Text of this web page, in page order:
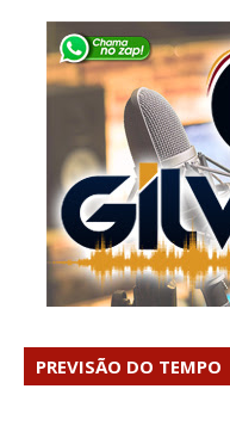
PREVISÃO DO TEMPO